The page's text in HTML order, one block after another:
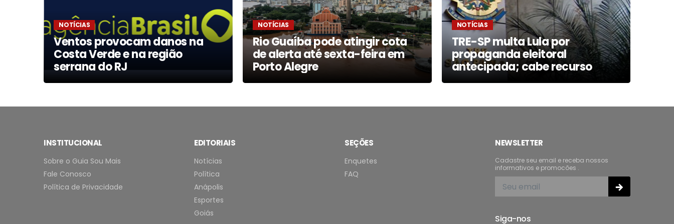
NOTÍCIAS
Ventos provocam danos na
Costa Verde e na região
serrana do RJ
NOTÍCIAS
Rio Guaíba pode atingir cota
de alerta até sexta-feira em
Porto Alegre
NOTÍCIAS
TRE-SP multa Lula por
propaganda eleitoral
antecipada; cabe recurso
INSTITUCIONAL
Sobre o Guia Sou Mais
Fale Conosco
Política de Privacidade
EDITORIAIS
Notícias
Política
Anápolis
Esportes
Goiás
SEÇÕES
Enquetes
FAQ
NEWSLETTER
Cadastre seu email e receba nossos
informativos e promocões .
Siga-nos